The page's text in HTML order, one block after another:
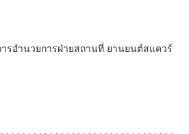
รอำนวยการฝ่ายสถานที่ ยานยนต์สแควร์